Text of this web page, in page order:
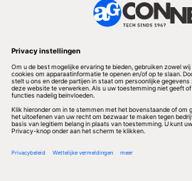
Redactionele partner
Algemene Voorwaarden & Copyrights